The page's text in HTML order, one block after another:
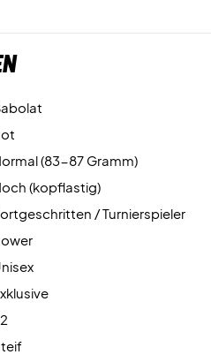
(83-87 Gramm)
(kopflastig)
/ Turnierspieler